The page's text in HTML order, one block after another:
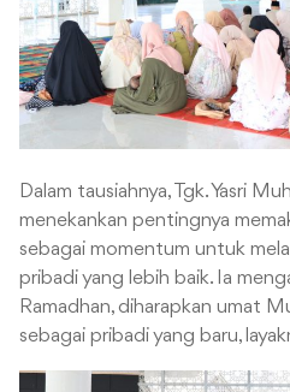
Dalam tausiahnya, Tgk. Yasri
menekankan pentingnya
sebagai momentum untuk
pribadi yang lebih baik. Ia
Ramadhan, diharapkan umat
sebagai pribadi yang baru,